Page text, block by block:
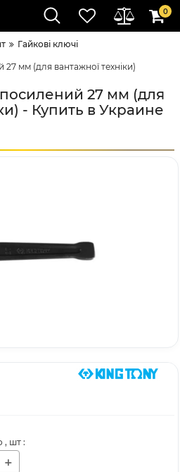
0
Гайкові ключі
мм (для вантажної техніки)
27 мм (для
- Купить в Украине
, шт :
+